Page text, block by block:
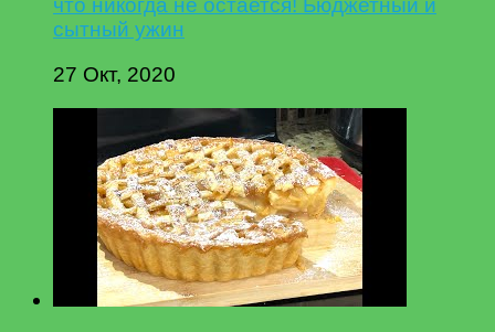
что никогда не остается! Бюджетный и
сытный ужин
27 Окт, 2020